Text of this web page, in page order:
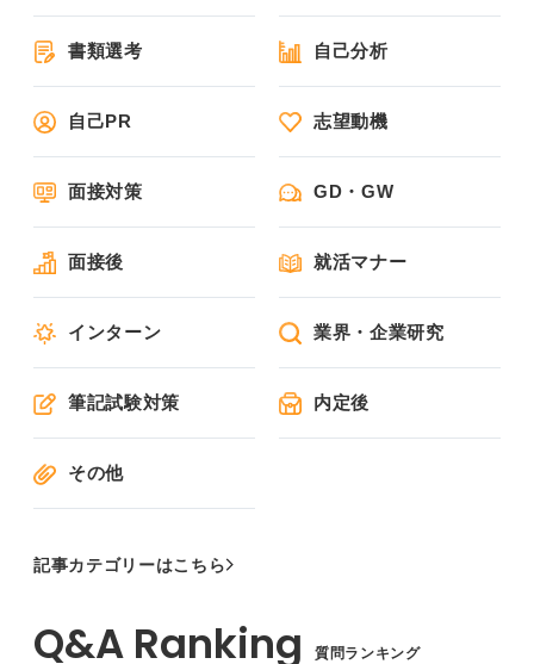
書類選考 自己分析
自己PR 志望動機
面接対策 GD・GW
面接後 就活マナー
インターン 業界・企業研究
筆記試験対策 内定後
その他
記事カテゴリーはこちら
質問ランキング